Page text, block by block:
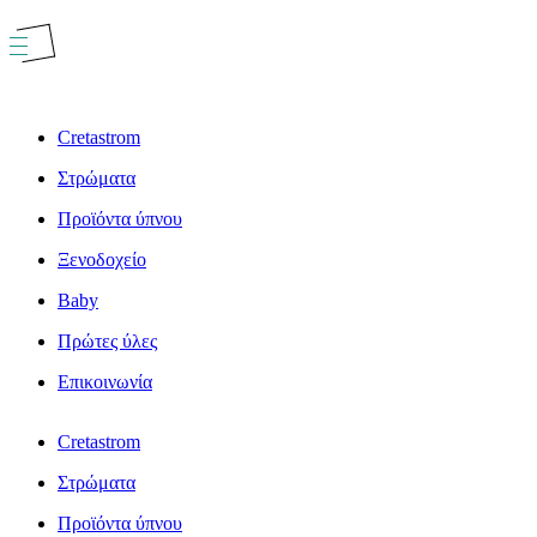
Μετάβαση
στο
περιεχόμενο
Cretastrom
Στρώματα
Προϊόντα ύπνου
Ξενοδοχείο
Baby
Πρώτες ύλες
Επικοινωνία
Cretastrom
Στρώματα
Προϊόντα ύπνου